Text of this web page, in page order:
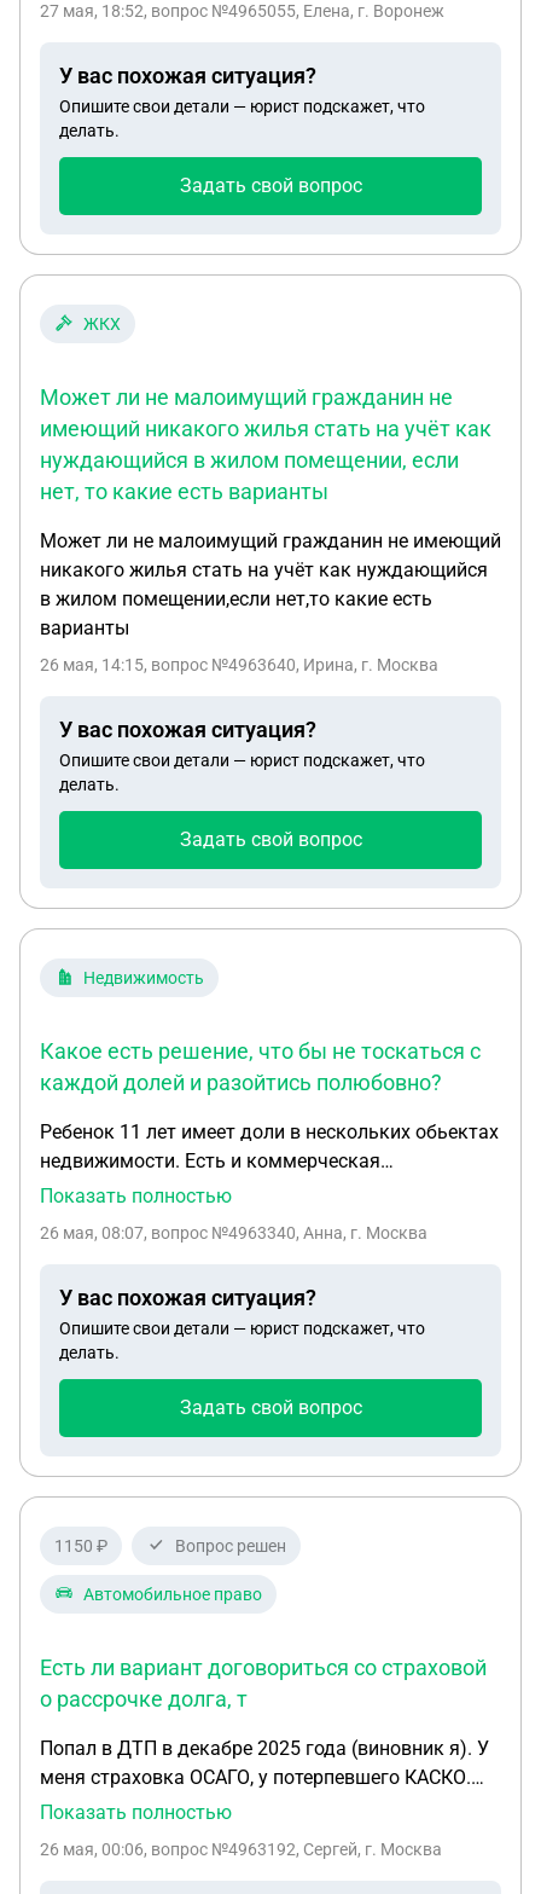
Воронеже, временная прописка, а контракт
оформлением не хочет, ссылаются ехать по его
прописке оформлять, у меня нет возможности.
Какие могут быть ещё варианты? МФЦ тоже
27 мая, 18:52, вопрос №4965055, Елена, г. Воронеж
У вас похожая ситуация?
Опишите свои детали — юрист подскажет, что
делать.
Задать свой вопрос
ЖКХ
Может ли не малоимущий гражданин не
имеющий никакого жилья стать на учёт как
нуждающийся в жилом помещении, если
нет, то какие есть варианты
Может ли не малоимущий гражданин не имеющий
никакого жилья стать на учёт как нуждающийся
в жилом помещении,если нет,то какие есть
варианты
26 мая, 14:15, вопрос №4963640, Ирина, г. Москва
У вас похожая ситуация?
Опишите свои детали — юрист подскажет, что
делать.
Задать свой вопрос
Недвижимость
Какое есть решение, что бы не тоскаться с
каждой долей и разойтись полюбовно?
Ребенок 11 лет имеет доли в нескольких обьектах
недвижимости. Есть и коммерческая
недвижимость и аппартаменты и жилой дом. Есть
совершеннолетних. Можно ли обменять доли из
процедура "мены" долей с разрешения опеки.
Какое есть решение, что бы не тоскаться с
каждой долей и разойтись полюбовно?
Показать полностью
26 мая, 08:07, вопрос №4963340, Анна, г. Москва
У вас похожая ситуация?
Опишите свои детали — юрист подскажет, что
делать.
Задать свой вопрос
1150 ₽ Вопрос решен
Автомобильное право
Есть ли вариант договориться со страховой
о рассрочке долга, т
Попал в ДТП в декабре 2025 года (виновник я). У
меня страховка ОСАГО, у потерпевшего КАСКО.
Ему машину страховая восстановила, моя
требуют с меня. Получил письмо от его страховой
Показать полностью
26 мая, 00:06, вопрос №4963192, Сергей, г. Москва